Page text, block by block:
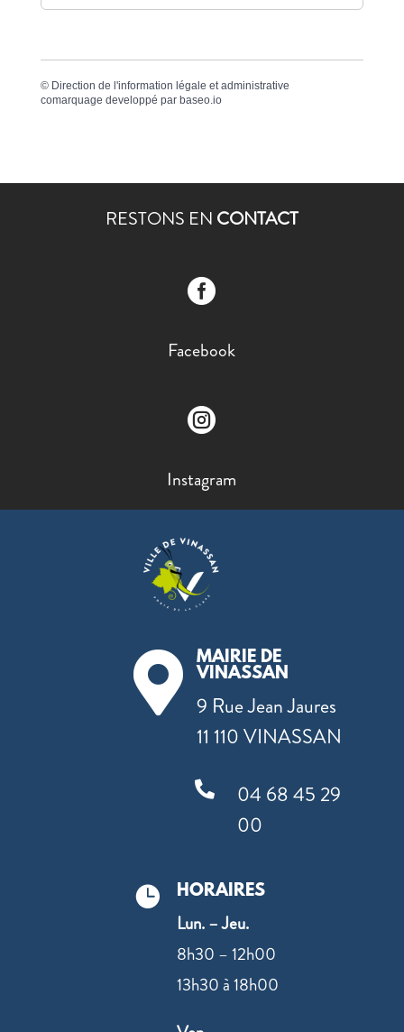
© Direction de l'information légale et administrative
comarquage developpé par baseo.io
RESTONS EN CONTACT

Facebook

Instagram

MAIRIE DE
VINASSAN
9 Rue Jean Jaures
11 110 VINASSAN

04 68 45 29
00
 HORAIRES
Lun. – Jeu.
8h30 – 12h00
13h30 à 18h00